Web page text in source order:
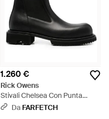
1.260 €
Rick Owens
Stivali Chelsea Con Punta
Tonda - Nero
Da FARFETCH